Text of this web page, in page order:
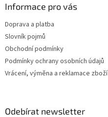
Informace pro vás
Doprava a platba
Slovník pojmů
Obchodní podmínky
Podmínky ochrany osobních údajů
Vrácení, výměna a reklamace zboží
Odebírat newsletter